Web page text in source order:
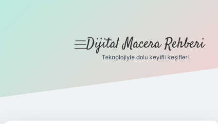
Gizlilik Politikası
Yasal Uyarı
menüyü
Dijital Macera Rehberi
Teknolojiyle dolu keyifli keşifler!